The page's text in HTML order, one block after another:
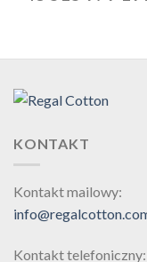
KONTAKT
Kontakt mailowy:
Kontakt telefoniczny: